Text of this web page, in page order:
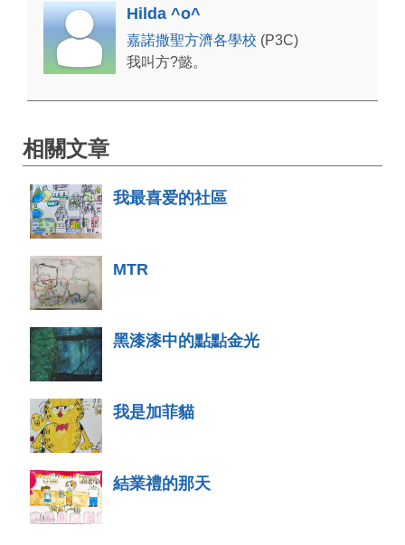
Hilda ^o^
嘉諾撒聖方濟各學校 (P3C)
我叫方?懿。
相關文章
我最喜爱的社區
MTR
黑漆漆中的點點金光
我是加菲貓
結業禮的那天